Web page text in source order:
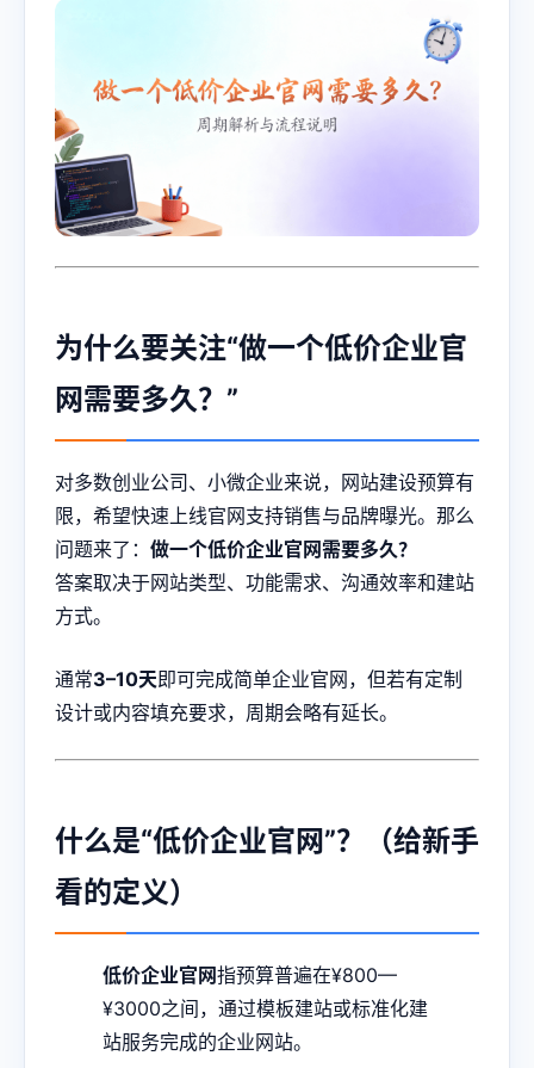
为什么要关注“做一个低价企业官
网需要多久？”
对多数创业公司、小微企业来说，网站建设预算有
限，希望快速上线官网支持销售与品牌曝光。那么
问题来了： 做一个低价企业官网需要多久？
答案取决于网站类型、功能需求、沟通效率和建站
方式。
通常3–10天即可完成简单企业官网，但若有定制
设计或内容填充要求，周期会略有延长。
什么是“低价企业官网”？（给新手
看的定义）
低价企业官网指预算普遍在¥800—
¥3000之间，通过模板建站或标准化建
站服务完成的企业网站。